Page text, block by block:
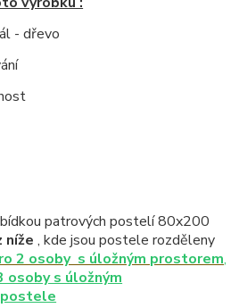
- dřevo
patrových postelí 80x200
níže , kde jsou postele rozděleny
2 osoby s úložným prostorem,
s úložným